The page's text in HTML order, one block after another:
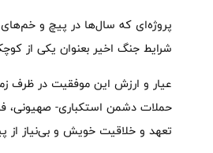
پروژه‌ای که سال‌ها در پیچ و
شرایط جنگ اخیر بعنوان یکی از
عیار و ارزش این موفقیت در ظرف
حملات دشمن استکباری- صهیونی،
تعهد و خلاقیت خویش و بی‌نیاز از